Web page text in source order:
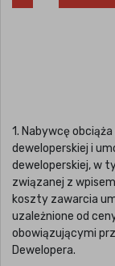
1. Nabywcę
deweloperskiej i
deweloperskiej, w
związanej z
koszty zawarcia
uzależnione od
obowiązującymi
Dewelopera.